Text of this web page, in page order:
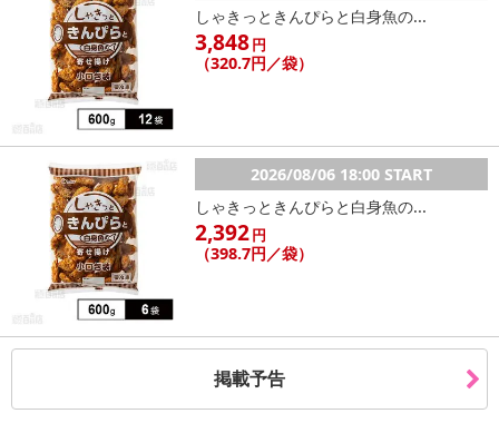
しゃきっときんぴらと白身魚の...
3,848円
（320.7円／袋）
2026/08/06 18:00 START
しゃきっときんぴらと白身魚の...
2,392円
（398.7円／袋）
掲載予告